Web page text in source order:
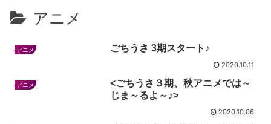
アニメ
アニメ ごちうさ 3期スタート♪
2020.10.11
アニメ
<ごちうさ３期、秋アニメでは～
じま～るよ～♪>
2020.10.06